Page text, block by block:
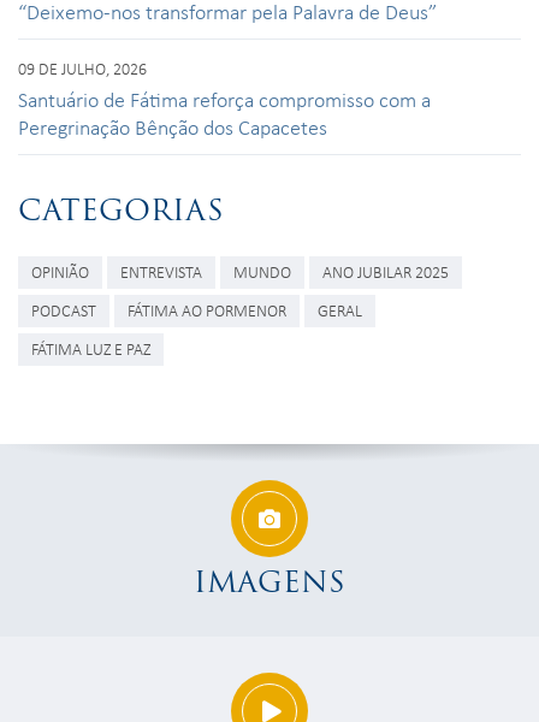
“Deixemo-nos transformar pela Palavra de Deus”
09 DE JULHO, 2026
Santuário de Fátima reforça compromisso com a
Peregrinação Bênção dos Capacetes
CATEGORIAS
OPINIÃO ENTREVISTA MUNDO
ANO JUBILAR 2025
PODCAST
FÁTIMA AO PORMENOR
GERAL
FÁTIMA LUZ E PAZ
IMAGENS